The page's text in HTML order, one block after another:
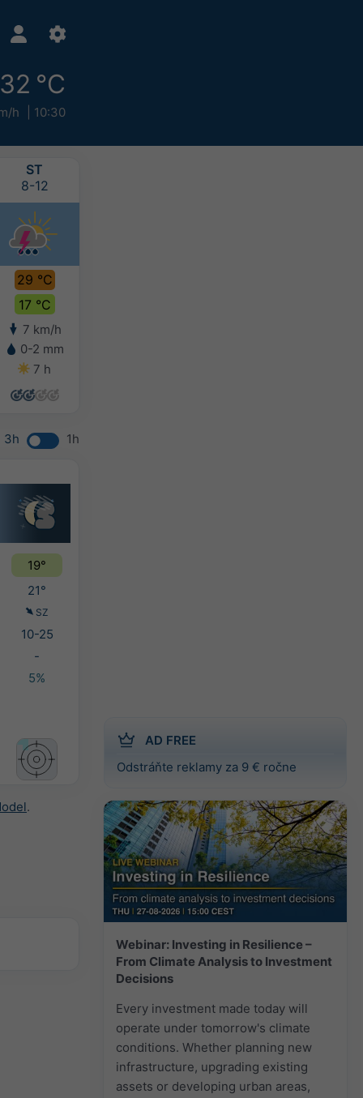
32 °C
h 10:30
AD FREE
Odstráňte reklamy za 9 € ročne
Webinar: Investing in Resilience –
From Climate Analysis to Investment
Decisions
Every investment made today will
operate under tomorrow's climate
conditions. Whether planning new
infrastructure, upgrading existing
assets or developing urban areas,
ST
8-12
29 °C
17 °C
7 km/h
0-2 mm
7 h
3h 1h
19°
21°
SZ
10-25
-
5%
.